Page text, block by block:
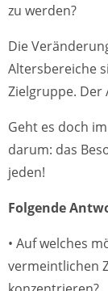
zu werden?
Die
Altersbereiche
Zielgruppe. Der
Geht es doch
darum: das
jeden!
Folgende
• Auf welches
vermeintlichen